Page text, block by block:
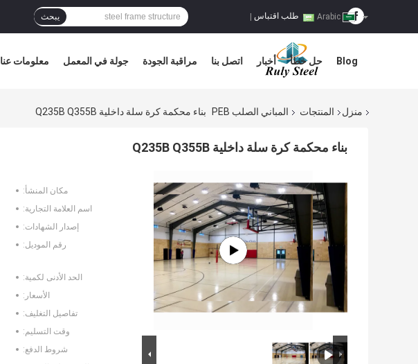
طلب اقتباس يبحث
معلومات عنا جولة في المعمل مراقبة الجودة اتصل بنا أخبار حل خطأ Blog
منزل المنتجات المباني الصلب PEB بناء محكمة كرة سلة داخلية Q235B Q355B
بناء محكمة كرة سلة داخلية Q235B Q355B
مكان المنشأ:
اسم العلامة التجارية:
إصدار الشهادات:
رقم الموديل:
الحد الأدنى لكمية:
الأسعار:
تفاصيل التغليف:
وقت التسليم:
شروط الدفع: